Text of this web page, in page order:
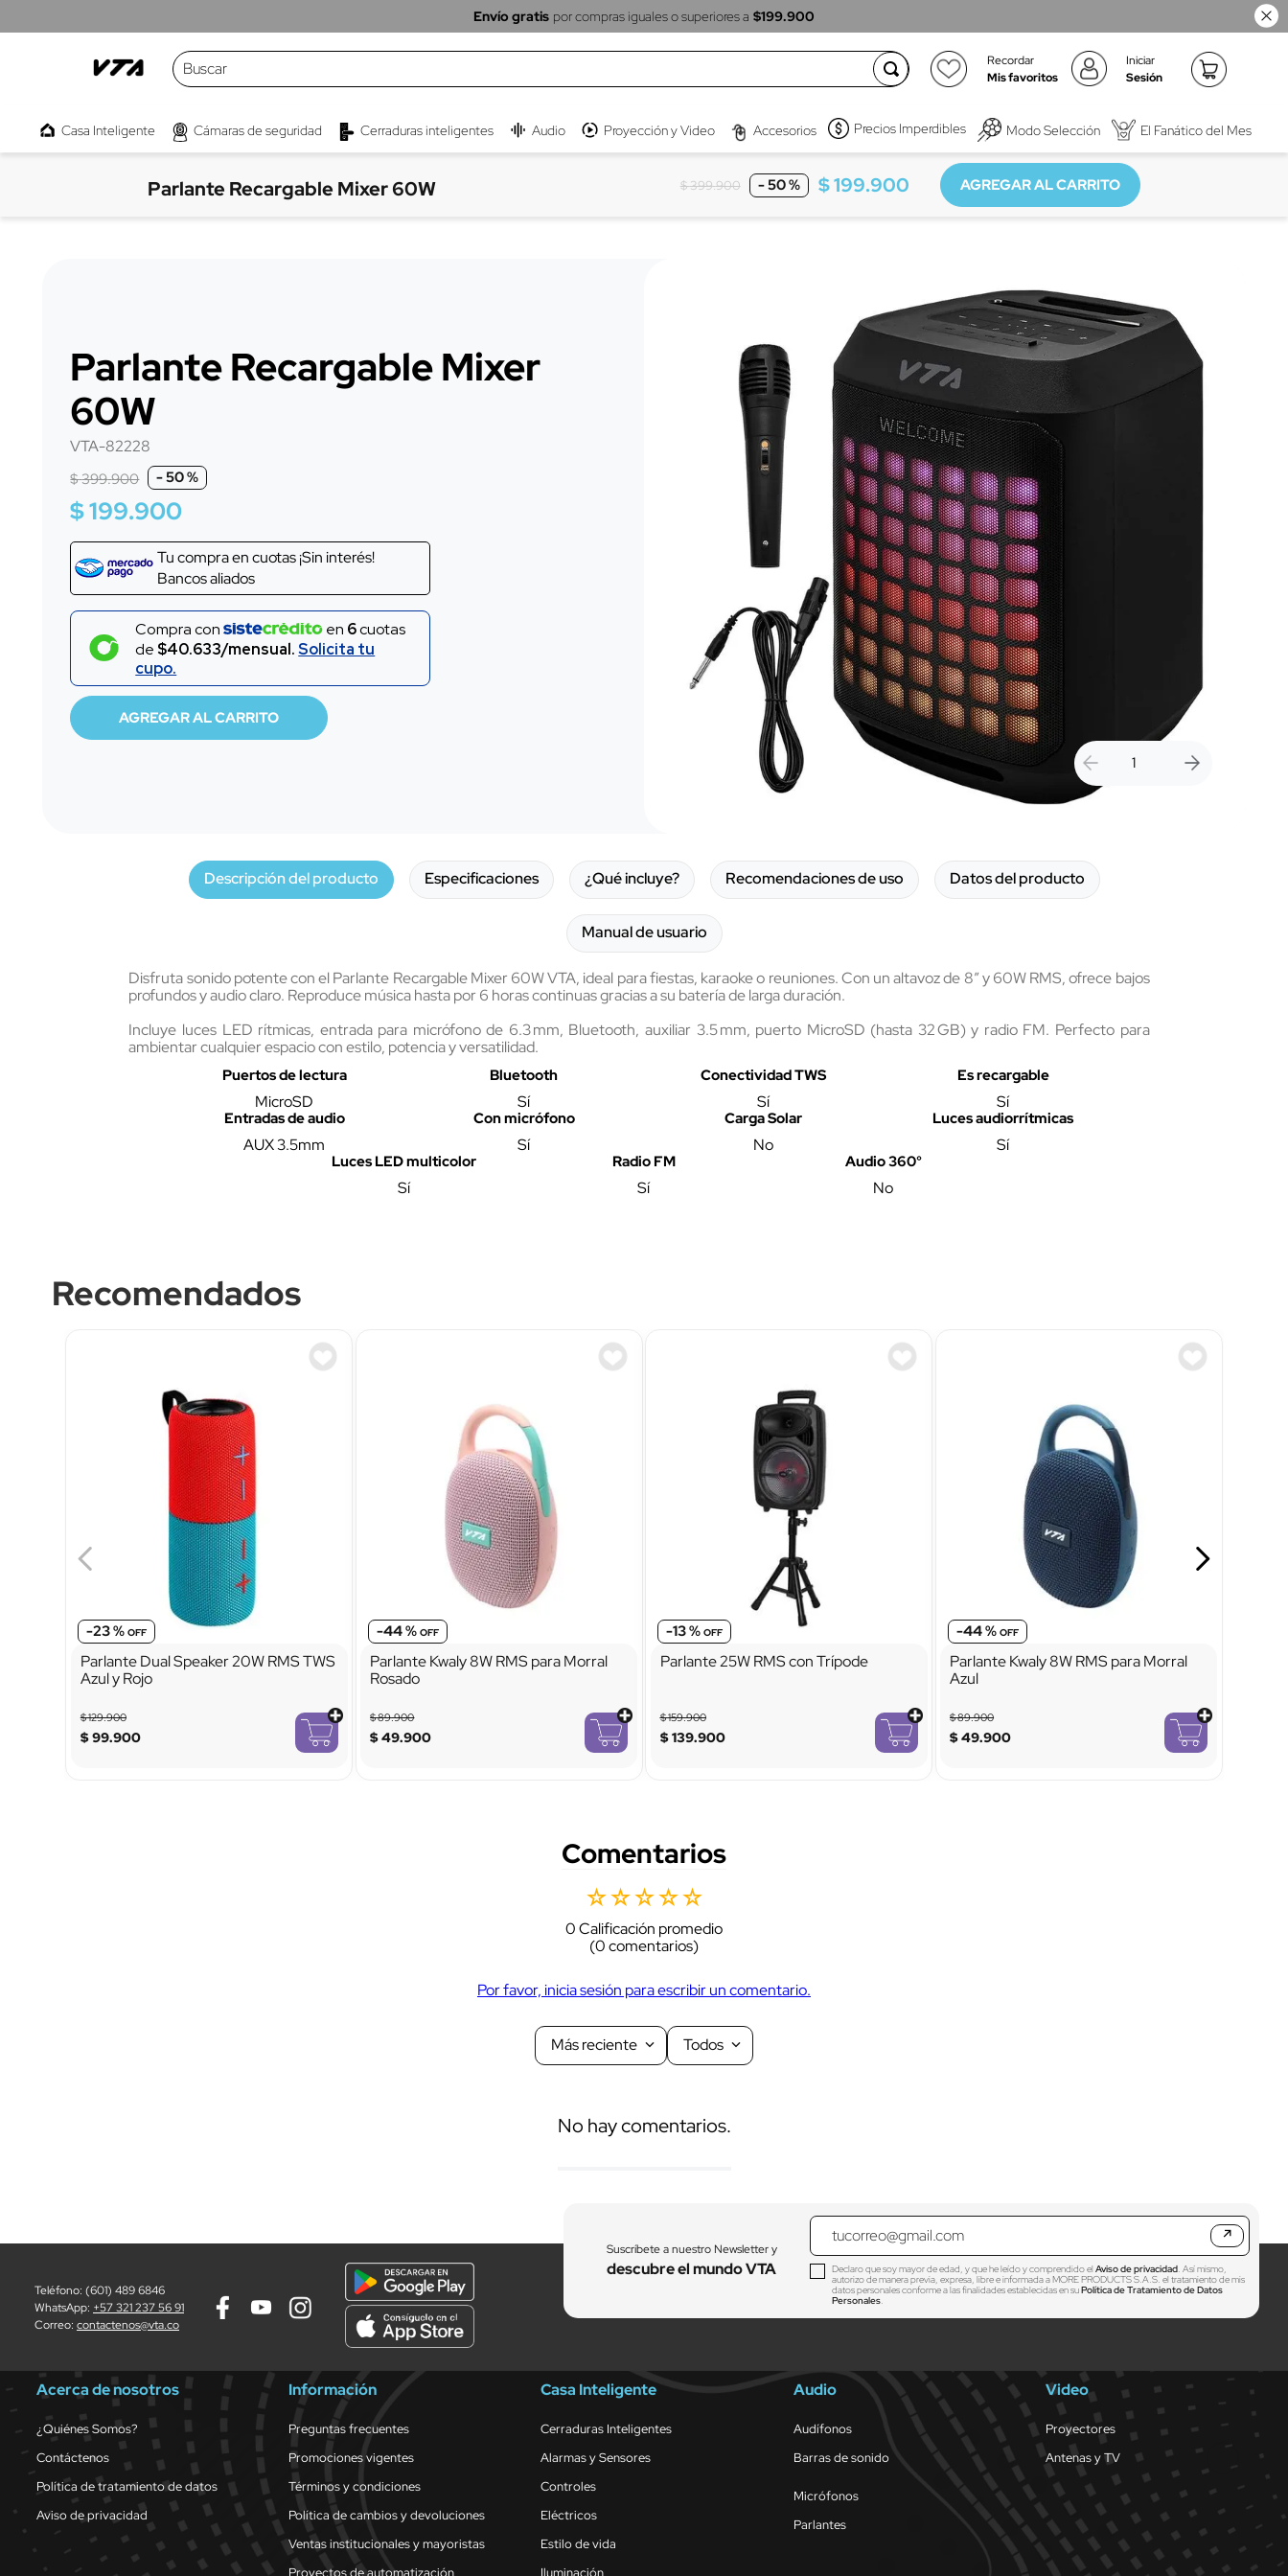
Envío gratis por compras iguales o superiores a $199.900
Buscar
Recordar
Mis favoritos
Iniciar
Sesión
Casa Inteligente Cámaras de seguridad Cerraduras inteligentes Audio Proyección y Video Accesorios Precios Imperdibles Modo Selección El Fanático del Mes
Parlante Recargable Mixer 60W $399.900 -50 % $199.900
Parlante Recargable Mixer
60W
VTA-82228
$399.900 -50 %
$199.900
Tu compra encuotas ¡Sin interés!
Bancos aliados
Compra con en 6cuotas
de $40.633/mensual.Solicita tu
cupo.
Descripción del producto Especificaciones ¿Qué incluye? Recomendaciones de uso Datos del producto
Manual de usuario
Disfruta sonido potente con el Parlante Recargable Mixer 60W VTA, ideal para fiestas, karaoke o reuniones. Con un altavoz de 8” y 60W RMS, ofrece bajos
profundos y audio claro. Reproduce música hasta por 6 horas continuas gracias a su batería de larga duración.
Incluye luces LED rítmicas, entrada para micrófono de 6.3 mm, Bluetooth, auxiliar 3.5 mm, puerto MicroSD (hasta 32 GB) y radio FM. Perfecto para
ambientar cualquier espacio con estilo, potencia y versatilidad.
Puertos de lectura
MicroSD
Bluetooth
Sí
Conectividad TWS
Sí
Es recargable
Sí
Entradas de audio
AUX 3.5mm
Con micrófono
Sí
Carga Solar
No
Luces audiorrítmicas
Sí
Luces LED multicolor
Sí
Radio FM
Sí
Audio 360°
No
Recomendados
-23 %
Parlante Dual Speaker 20W RMS TWS
Azul y Rojo
$129.900
$99.900
-44 %
Parlante Kwaly 8W RMS para Morral
Rosado
$89.900
$49.900
-13 %
Parlante 25W RMS con Trípode
$159.900
$139.900
-44 %
Parlante Kwaly 8W RMS para Morral
Azul
$89.900
$49.900
Comentarios
☆☆☆☆☆
0 Calificación promedio
(0 comentarios)
Por favor, inicia sesión para escribir un comentario.
Más reciente Todos
No hay comentarios.
Teléfono: (601) 489 6846
WhatsApp: +57 321 237 56 91
Correo: contactenos@vta.co
Suscríbete a nuestro Newsletter y
descubre el mundo VTA
↗
Declaro que soy mayor de edad, y que he leído y comprendido elAviso de privacidad. Así mismo,
autorizo de manera previa, expresa, libre e informada a MORE PRODUCTS S.A.S. el tratamiento de mis
datos personales conforme a las finalidades establecidas en suPolítica de Tratamiento de Datos
Personales.
Acerca de nosotros
¿Quiénes Somos?
Contáctenos
Política de tratamiento de datos
Aviso de privacidad
Información
Preguntas frecuentes
Promociones vigentes
Términos y condiciones
Política de cambios y devoluciones
Ventas institucionales y mayoristas
Casa Inteligente
Cerraduras Inteligentes
Alarmas y Sensores
Controles
Eléctricos
Estilo de vida
Audio
Audífonos
Barras de sonido
Micrófonos
Parlantes
Video
Proyectores
Antenas y TV
cámaras
8 bombillo